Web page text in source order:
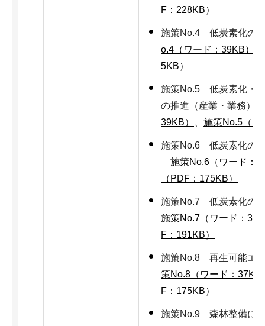
F：228KB）
施策No.4 低炭素化の
o.4（ワード：39KB）
5KB）
施策No.5 低炭素化・
の推進（産業・業務）
39KB）
施策No.5（
施策No.6 低炭素化の
施策No.6（ワード：
（PDF：175KB）
施策No.7 低炭素化の
施策No.7（ワード：
F：191KB）
施策No.8 再生可能エ
策No.8（ワード：37KB
F：175KB）
施策No.9 森林整備に